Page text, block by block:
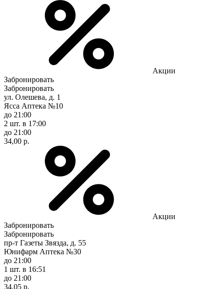
Акции
Забронировать
Забронировать
ул. Олешева, д. 1
Ясса Аптека №10
до 21:00
2 шт. в 17:00
до 21:00
34,00 р.
Акции
Забронировать
Забронировать
пр-т Газеты Звязда, д. 55
Юнифарм Аптека №30
до 21:00
1 шт. в 16:51
до 21:00
34,05 р.